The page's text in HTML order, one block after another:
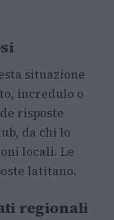
situazione
incredulo o
risposte
da chi lo
locali. Le
latitano.
regionali